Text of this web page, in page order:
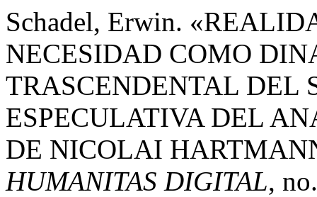
Schadel, Erwin.
NECESIDAD COMO
TRASCENDENTAL DEL
ESPECULATIVA DEL
DE NICOLAI
HUMANITAS DIGITAL,